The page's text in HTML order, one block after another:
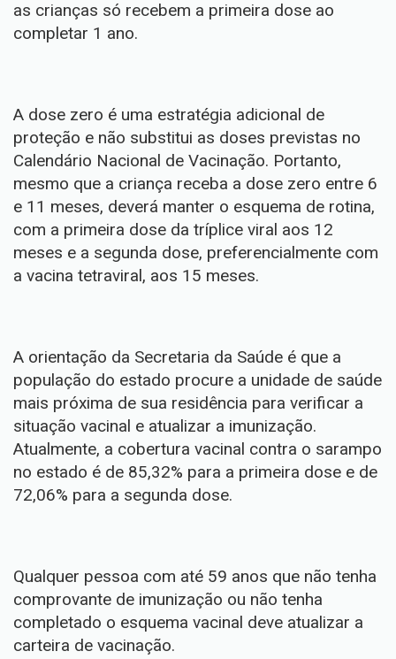
as crianças só recebem a primeira dose ao
completar 1 ano.
A dose zero é uma estratégia adicional de
proteção e não substitui as doses previstas no
Calendário Nacional de Vacinação. Portanto,
mesmo que a criança receba a dose zero entre 6
e 11 meses, deverá manter o esquema de rotina,
com a primeira dose da tríplice viral aos 12
meses e a segunda dose, preferencialmente com
a vacina tetraviral, aos 15 meses.
A orientação da Secretaria da Saúde é que a
população do estado procure a unidade de saúde
mais próxima de sua residência para verificar a
situação vacinal e atualizar a imunização.
Atualmente, a cobertura vacinal contra o sarampo
no estado é de 85,32% para a primeira dose e de
72,06% para a segunda dose.
Qualquer pessoa com até 59 anos que não tenha
comprovante de imunização ou não tenha
completado o esquema vacinal deve atualizar a
carteira de vacinação.